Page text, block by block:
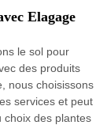
Elagage
le sol pour
des produits
nous choisissons
services et peut
choix des plantes